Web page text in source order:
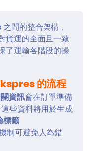
之間的整合架構，
貨運的全面且一致
了運輸各階段的操
的流程
資訊會在訂單準備
些資料將用於生成
標籤
制可避免人為錯